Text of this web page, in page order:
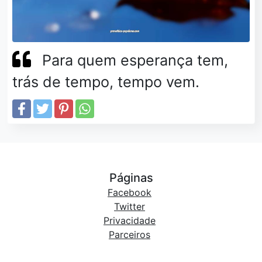
Para quem esperança tem,
trás de tempo, tempo vem.
Páginas
Facebook
Twitter
Privacidade
Parceiros